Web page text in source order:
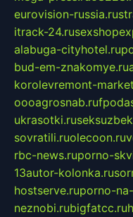
eurovision-russia.ru
itrack-24.ru
alabuga-cityhotel.ru
bud-em-znakomye.ru
korolevremont-
oooagrosnab.ru
ukrasotki.ru
sovratili.ruolecoon.ru
rbc-news.ruporno-
13autor-kolonka.ru
hostserve.ruporno-
neznobi.rubigfatcc.ru